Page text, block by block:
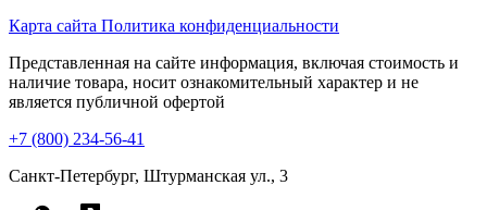
Карта сайта Политика конфиденциальности
Представленная на сайте информация, включая стоимость и
наличие товара, носит ознакомительный характер и не
является публичной офертой
+7 (800) 234-56-41
Санкт-Петербург, Штурманская ул., 3